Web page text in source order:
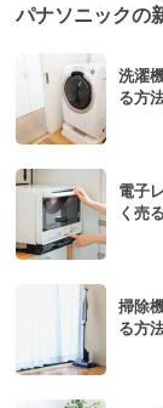
パナソニックの
洗濯
る方
電子
く売
掃除
る方